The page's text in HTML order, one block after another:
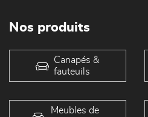
Nos produits
Canapés &
fauteuils
Meubles de